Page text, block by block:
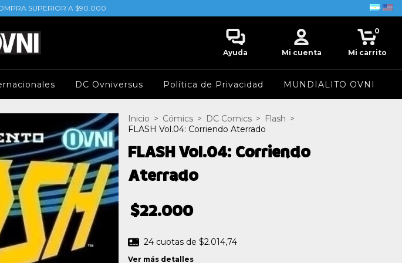
SUPERIOR A $90.000
Ayuda Mi cuenta Mi carrito
0
DC Ovniversus Política de Privacidad MUNDIALITO OVNI
Inicio > Cómics > DC Comics > Flash >
FLASH Vol.04: Corriendo Aterrado
FLASH Vol.04: Corriendo
Aterrado
$22.000
24 cuotas de $2.014,74
Ver más detalles